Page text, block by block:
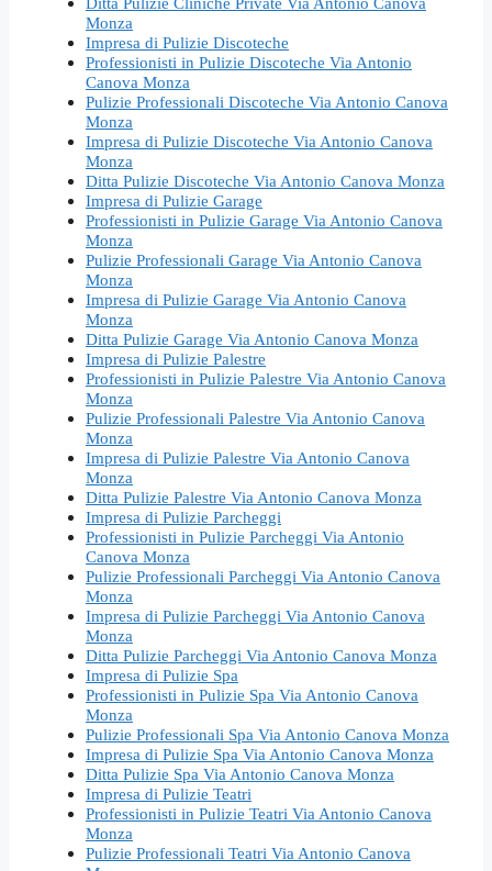
Monza
Impresa di Pulizie Discoteche
Professionisti in Pulizie Discoteche Via Antonio
Canova Monza
Pulizie Professionali Discoteche Via Antonio Canova
Monza
Impresa di Pulizie Discoteche Via Antonio Canova
Monza
Ditta Pulizie Discoteche Via Antonio Canova Monza
Impresa di Pulizie Garage
Professionisti in Pulizie Garage Via Antonio Canova
Monza
Pulizie Professionali Garage Via Antonio Canova
Monza
Impresa di Pulizie Garage Via Antonio Canova
Monza
Ditta Pulizie Garage Via Antonio Canova Monza
Impresa di Pulizie Palestre
Professionisti in Pulizie Palestre Via Antonio Canova
Monza
Pulizie Professionali Palestre Via Antonio Canova
Monza
Impresa di Pulizie Palestre Via Antonio Canova
Monza
Ditta Pulizie Palestre Via Antonio Canova Monza
Impresa di Pulizie Parcheggi
Professionisti in Pulizie Parcheggi Via Antonio
Canova Monza
Pulizie Professionali Parcheggi Via Antonio Canova
Monza
Impresa di Pulizie Parcheggi Via Antonio Canova
Monza
Ditta Pulizie Parcheggi Via Antonio Canova Monza
Impresa di Pulizie Spa
Professionisti in Pulizie Spa Via Antonio Canova
Monza
Pulizie Professionali Spa Via Antonio Canova Monza
Impresa di Pulizie Spa Via Antonio Canova Monza
Ditta Pulizie Spa Via Antonio Canova Monza
Impresa di Pulizie Teatri
Professionisti in Pulizie Teatri Via Antonio Canova
Monza
Pulizie Professionali Teatri Via Antonio Canova